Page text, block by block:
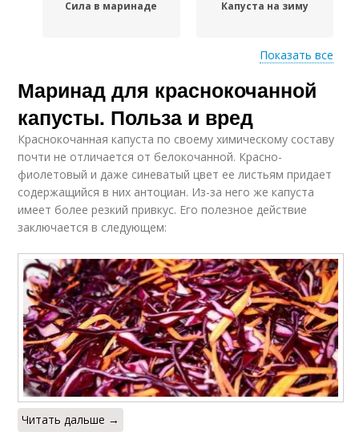
Сила в маринаде Капуста на зиму
Капусты на зиму Капуста в банке
Салат из
краснокочанной
капусты
Капуста с морковью
Показать все
Маринад для краснокочанной
капусты. Польза и вред
Краснокочанная капуста по своему химическому составу
почти не отличается от белокочанной. Красно-
фиолетовый и даже синеватый цвет ее листьям придает
содержащийся в них антоциан. Из-за него же капуста
имеет более резкий привкус. Его полезное действие
заключается в следующем:
Читать дальше →